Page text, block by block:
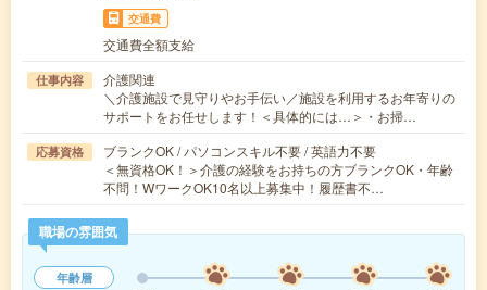
交通費
交通費全額支給
仕事内容
介護関連
＼介護施設で見守りやお手伝い／施設を利用するお年寄りの
サポートをお任せします！＜具体的には…＞・お掃…
応募資格
ブランクOK / パソコンスキル不要 / 英語力不要
＜無資格OK！＞介護の経験をお持ちの方ブランクOK・年齢
不問！WワークOK10名以上募集中！履歴書不…
職場の雰囲気
年齢層